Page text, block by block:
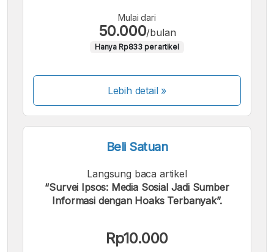
Mulai dari
50.000/bulan
Hanya Rp833 per artikel
Lebih detail »
Beli Satuan
Langsung baca artikel
“Survei Ipsos: Media Sosial Jadi Sumber
Informasi dengan Hoaks Terbanyak”.
Rp10.000
Kami menerima pembayaran berikut: